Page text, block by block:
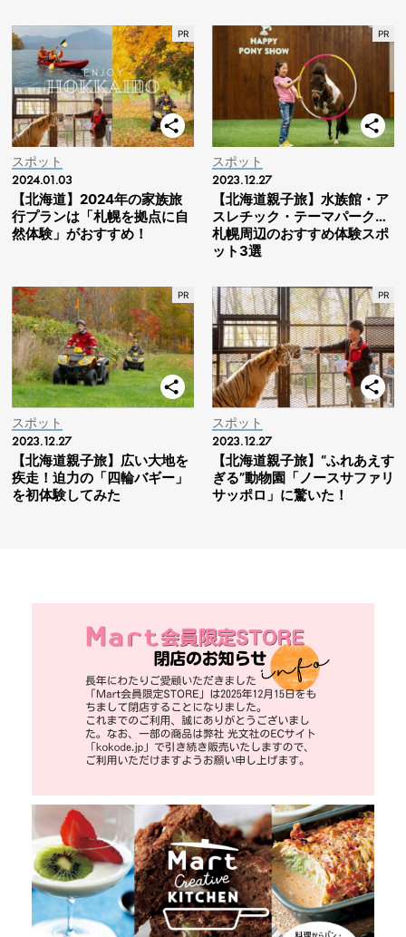
スポット
2024.01.03
【北海道】2024年の家族旅
行プランは「札幌を拠点に自
然体験」がおすすめ！
スポット
2023.12.27
【北海道親子旅】水族館・ア
スレチック・テーマパーク…
札幌周辺のおすすめ体験スポ
ット3選
スポット
2023.12.27
【北海道親子旅】広い大地を
疾走！迫力の「四輪バギー」
を初体験してみた
スポット
2023.12.27
【北海道親子旅】“ふれあえす
ぎる”動物園「ノースサファリ
サッポロ」に驚いた！